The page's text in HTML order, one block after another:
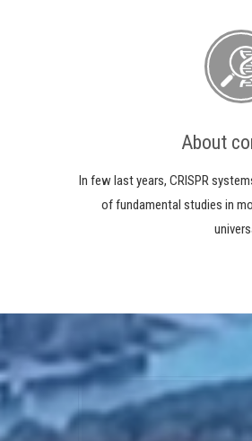
About
In few last years, CRISPR
of fundamental studies in